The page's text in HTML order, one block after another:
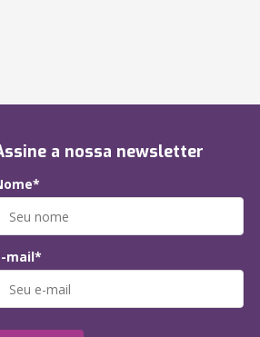
a nossa newsletter
mail*